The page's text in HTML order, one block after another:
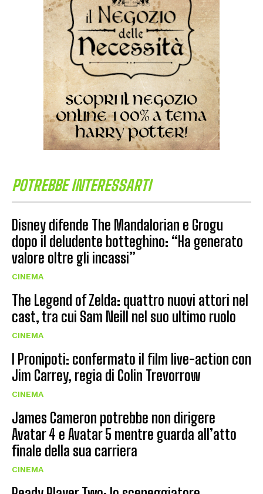
POTREBBE INTERESSARTI
Disney difende The Mandalorian e Grogu
dopo il deludente botteghino: “Ha generato
valore oltre gli incassi”
CINEMA
The Legend of Zelda: quattro nuovi attori nel
cast, tra cui Sam Neill nel suo ultimo ruolo
CINEMA
I Pronipoti: confermato il film live-action con
Jim Carrey, regia di Colin Trevorrow
CINEMA
James Cameron potrebbe non dirigere
Avatar 4 e Avatar 5 mentre guarda all’atto
finale della sua carriera
CINEMA